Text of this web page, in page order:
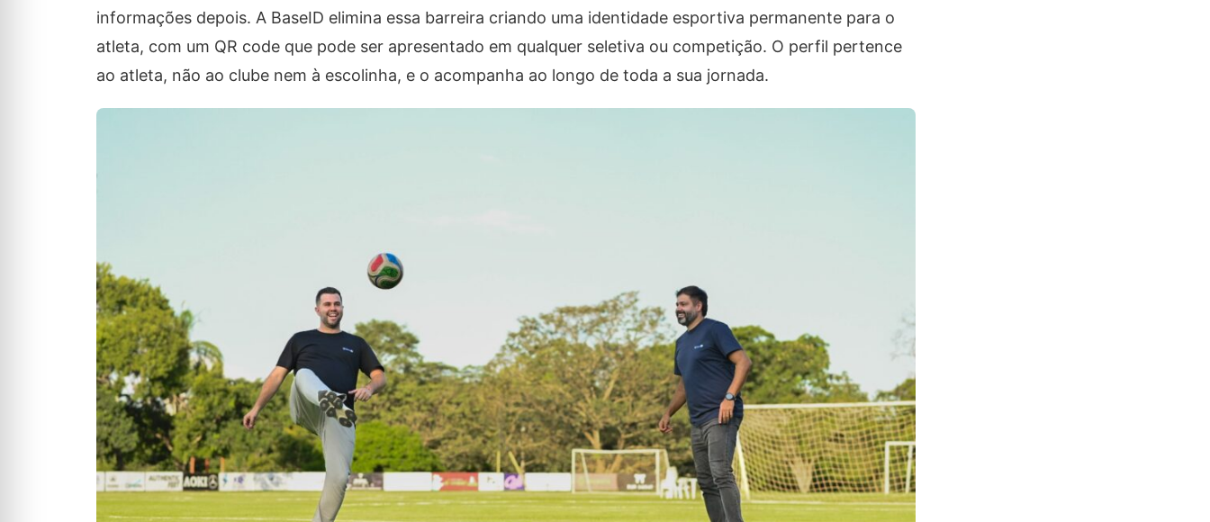
informações depois. A BaseID elimina essa barreira criando uma identidade esportiva permanente para o
atleta, com um QR code que pode ser apresentado em qualquer seletiva ou competição. O perfil pertence
ao atleta, não ao clube nem à escolinha, e o acompanha ao longo de toda a sua jornada.